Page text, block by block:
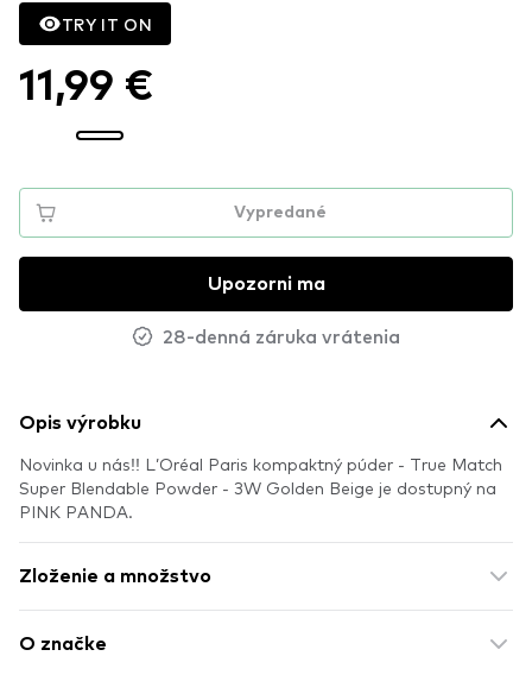
TRY IT ON
11,99 €
Vypredané
Upozorni ma
28-denná záruka vrátenia
Opis výrobku
Novinka u nás!! L’Oréal Paris kompaktný púder - True Match
Super Blendable Powder - 3W Golden Beige je dostupný na
PINK PANDA.
Zloženie a množstvo
O značke